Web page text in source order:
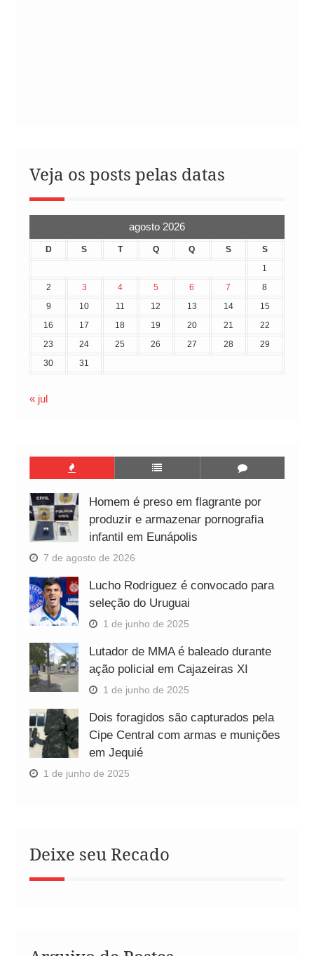
Veja os posts pelas datas
agosto 2026
D S T Q Q S
S
1
2
3 4 5 6 7
8
9
10 11 12 13 14
15
16
17 18 19 20 21
22
23
24 25 26 27 28
29
30
31
« jul
Homem é preso em flagrante por
produzir e armazenar pornografia
infantil em Eunápolis
7 de agosto de 2026
Lucho Rodriguez é convocado para
seleção do Uruguai
1 de junho de 2025
Lutador de MMA é baleado durante
ação policial em Cajazeiras XI
1 de junho de 2025
Dois foragidos são capturados pela
Cipe Central com armas e munições
em Jequié
1 de junho de 2025
Deixe seu Recado